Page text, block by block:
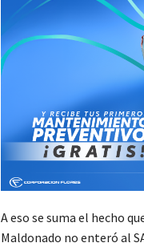
A eso se suma el hecho
Maldonado no enteró al